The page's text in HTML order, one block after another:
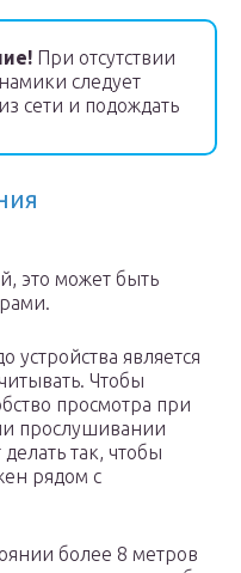
При отсутствии
следует
сети и подождать
это может быть
устройства является
Чтобы
просмотра при
прослушивании
так, чтобы
рядом с
более 8 метров